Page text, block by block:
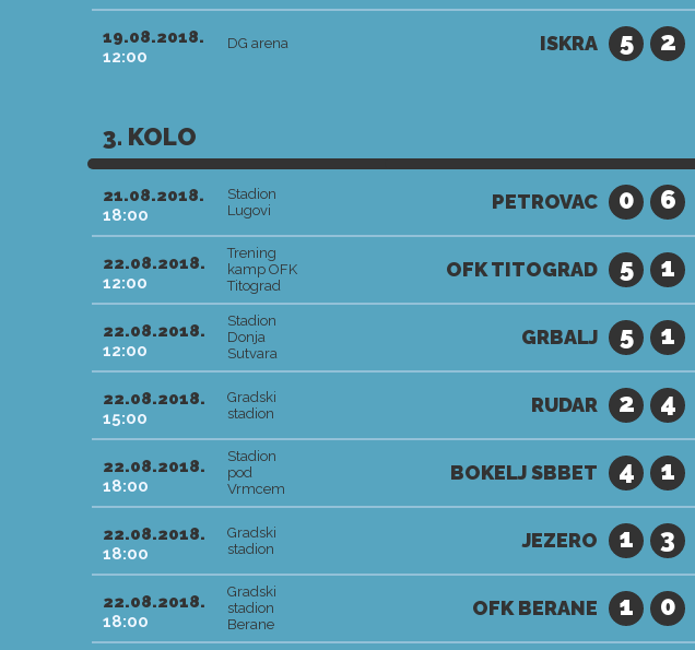
19.08.2018.
12:00
DG arena ISKRA 5 2
3. KOLO
21.08.2018.
18:00
Stadion
Lugovi
PETROVAC 0 6
22.08.2018.
12:00
Trening
kamp OFK
Titograd
OFK TITOGRAD 5 1
22.08.2018.
12:00
Stadion
Donja
Sutvara
GRBALJ 5 1
22.08.2018.
15:00
Gradski
stadion
RUDAR 2 4
22.08.2018.
18:00
Stadion
pod
Vrmcem
BOKELJ SBBET 4 1
22.08.2018.
18:00
Gradski
stadion
JEZERO 1 3
22.08.2018.
18:00
Gradski
stadion
Berane
OFK BERANE 1 0